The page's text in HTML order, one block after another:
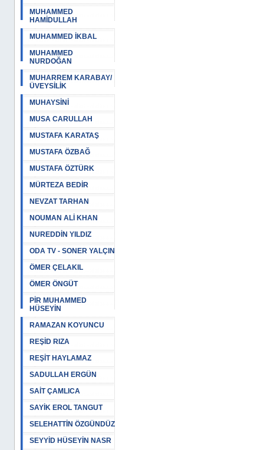
MUHAMMED
HAMİDULLAH
MUHAMMED İKBAL
MUHAMMED
NURDOĞAN
MUHARREM KARABAY/
ÜVEYSİLİK
MUHAYSİNİ
MUSA CARULLAH
MUSTAFA KARATAŞ
MUSTAFA ÖZBAĞ
MUSTAFA ÖZTÜRK
MÜRTEZA BEDİR
NEVZAT TARHAN
NOUMAN ALİ KHAN
NUREDDİN YILDIZ
ODA TV - SONER YALÇIN
ÖMER ÇELAKIL
ÖMER ÖNGÜT
PİR MUHAMMED
HÜSEYİN
RAMAZAN KOYUNCU
REŞİD RIZA
REŞİT HAYLAMAZ
SADULLAH ERGÜN
SAİT ÇAMLICA
SAYİK EROL TANGUT
SELEHATTİN ÖZGÜNDÜZ
SEYYİD HÜSEYİN NASR